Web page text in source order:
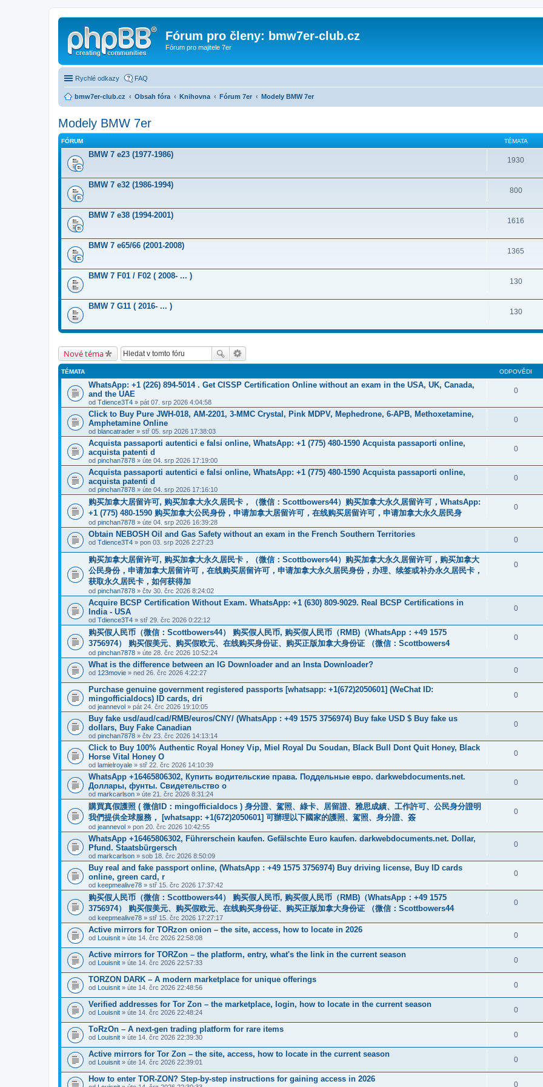
Fórum pro členy: bmw7er-club.cz
Fórum pro majitele 7er
Rychlé odkazy FAQ
bmw7er-club.cz Obsah fóra Knihovna Fórum 7er Modely BMW 7er
Modely BMW 7er
FÓRUM TÉMATA
BMW 7 e23 (1977-1986)
1930
BMW 7 e32 (1986-1994)
800
BMW 7 e38 (1994-2001)
1616
BMW 7 e65/66 (2001-2008)
1365
BMW 7 F01 / F02 ( 2008- ... )
130
BMW 7 G11 ( 2016- ... )
130
Nové téma
TÉMATA ODPOVĚDI
WhatsApp: +1 (226) 894-5014​ . Get CISSP Certification Online without an exam in the USA, UK, Canada,
and the UAE
od Tdience3T4 » pát 07. srp 2026 4:04:58
0
Click to Buy Pure JWH-018, AM-2201, 3-MMC Crystal, Pink MDPV, Mephedrone, 6-APB, Methoxetamine,
Amphetamine Online
od blancatrader » stř 05. srp 2026 17:38:03
0
Acquista passaporti autentici e falsi online, WhatsApp: +1 (775) 480-1590 Acquista passaporti online,
acquista patenti d
od pinchan7878 » úte 04. srp 2026 17:19:00
0
Acquista passaporti autentici e falsi online, WhatsApp: +1 (775) 480-1590 Acquista passaporti online,
acquista patenti d
od pinchan7878 » úte 04. srp 2026 17:16:10
0
购买加拿大居留许可, 购买加拿大永久居民卡，（微信：Scottbowers44）购买加拿大永久居留许可，WhatsApp:
+1 (775) 480-1590 购买加拿大公民身份，申请加拿大居留许可，在线购买居留许可，申请加拿大永久居民身
od pinchan7878 » úte 04. srp 2026 16:39:28
0
Obtain NEBOSH Oil and Gas Safety without an exam in the French Southern Territories
od Tdience3T4 » pon 03. srp 2026 2:27:23 0
购买加拿大居留许可, 购买加拿大永久居民卡，（微信：Scottbowers44）购买加拿大永久居留许可，购买加拿大
公民身份，申请加拿大居留许可，在线购买居留许可，申请加拿大永久居民身份，办理、续签或补办永久居民卡，
获取永久居民卡，如何获得加
od pinchan7878 » čtv 30. črc 2026 8:24:02
0
Acquire BCSP Certification Without Exam. WhatsApp: +1 (630) 809-9029. Real BCSP Certifications in
India - USA
od Tdience3T4 » stř 29. črc 2026 0:22:12
0
购买假人民币（微信：Scottbowers44） 购买假人民币, 购买假人民币（RMB)（WhatsApp：+49 1575
3756974） 购买假美元、购买假欧元、在线购买身份证、购买正版加拿大身份证 （微信：Scottbowers4
od pinchan7878 » úte 28. črc 2026 10:52:24
0
What is the difference between an IG Downloader and an Insta Downloader?
od 123movie » ned 26. črc 2026 4:22:27 0
Purchase genuine government registered passports [whatsapp: +1(672)2050601] (WeChat ID:
mingofficialdocs) ID cards, dri
od jeannevol » pát 24. črc 2026 19:10:05
0
Buy fake usd/aud/cad/RMB/euros/CNY/ (WhatsApp : +49 1575 3756974) Buy fake USD $ Buy fake us
dollars, Buy Fake Canadian
od pinchan7878 » čtv 23. črc 2026 14:13:14
0
Click to Buy 100% Authentic Royal Honey Vip, Miel Royal Du Soudan, Black Bull Dont Quit Honey, Black
Horse Vital Honey O
od lamielroyale » stř 22. črc 2026 14:10:39
0
WhatsApp +16465806302, Купить водительские права. Поддельные евро. darkwebdocuments.net.
Доллары, фунты. Свидетельство о
od markcarlson » úte 21. črc 2026 8:31:24
0
購買真假護照 ( 微信ID：mingofficialdocs ) 身分證、駕照、綠卡、居留證、雅思成績、工作許可、公民身分證明
我們提供全球服務， [whatsapp: +1(672)2050601] 可辦理以下國家的護照、駕照、身分證、簽
od jeannevol » pon 20. črc 2026 10:42:55
0
WhatsApp +16465806302, Führerschein kaufen. Gefälschte Euro kaufen. darkwebdocuments.net. Dollar,
Pfund. Staatsbürgersch
od markcarlson » sob 18. črc 2026 8:50:09
0
Buy real and fake passport online, (WhatsApp : +49 1575 3756974) Buy driving license, Buy ID cards
online, green card, r
od keepmealive78 » stř 15. črc 2026 17:37:42
0
购买假人民币（微信：Scottbowers44） 购买假人民币, 购买假人民币（RMB)（WhatsApp：+49 1575
3756974） 购买假美元、购买假欧元、在线购买身份证、购买正版加拿大身份证 （微信：Scottbowers44
od keepmealive78 » stř 15. črc 2026 17:27:17
0
Active mirrors for TORzon onion – the site, access, how to locate in 2026
od Louisnit » úte 14. črc 2026 22:58:08 0
Active mirrors for TORZon – the platform, entry, what's the link in the current season
od Louisnit » úte 14. črc 2026 22:57:33 0
TORZON DARK – A modern marketplace for unique offerings
od Louisnit » úte 14. črc 2026 22:48:56 0
Verified addresses for Tor Zon – the marketplace, login, how to locate in the current season
od Louisnit » úte 14. črc 2026 22:48:24 0
TоRzOn – A next-gen trading platform for rare items
od Louisnit » úte 14. črc 2026 22:39:30 0
Active mirrors for Tor Zon – the site, access, how to locate in the current season
od Louisnit » úte 14. črc 2026 22:39:01 0
How to enter TOR-ZON? Step-by-step instructions for gaining access in 2026
0